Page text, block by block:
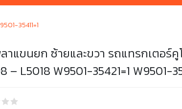
35411=1
าแขนยก ซ้ายและขวา รถแทรกเตอร์คู
– L5018 W9501-35421=1 W9501-